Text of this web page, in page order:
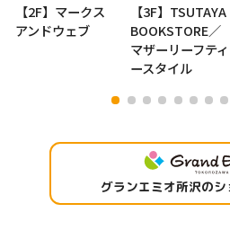
【2F】マークス
アンドウェブ
【3F】TSUTAYA
BOOKSTORE／
マザーリーフティ
ースタイル
グランエミオ所沢のシ